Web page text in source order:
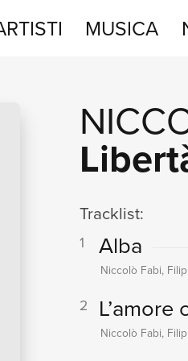
MUSICA
Tracklist:
1 Alba
Niccolò Fabi,
2 L’amore
Niccolò Fabi,